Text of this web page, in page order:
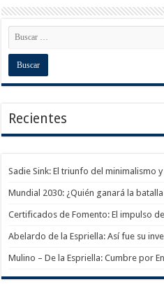
Recientes
Sadie Sink: El triunfo del minimalismo
Mundial 2030: ¿Quién ganará la
Certificados de Fomento: El impulso
Abelardo de la Espriella: Así fue su
Mulino – De la Espriella: Cumbre por